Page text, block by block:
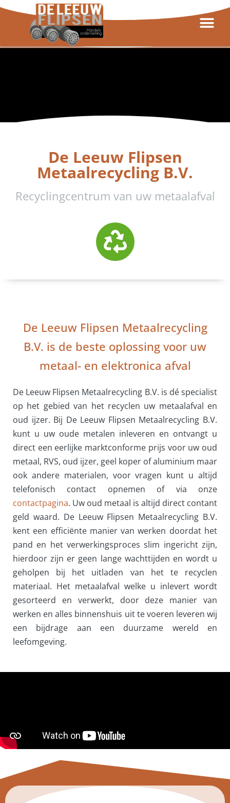
De Leeuw Flipsen
Metaalrecycling B.V.
Recyclingcentrum van uw metaalafval
De Leeuw Flipsen Metaalrecycling
B.V. is de beste oplossing voor uw
metaal- en elektronica afval
De Leeuw Flipsen Metaalrecycling B.V. is dé specialist
op het gebied van het recyclen uw metaalafval en
oud ijzer. Bij De Leeuw Flipsen Metaalrecycling B.V.
kunt u uw oude metalen inleveren en ontvangt u
direct een eerlijke marktconforme prijs voor uw oud
metaal, RVS, oud ijzer, geel koper of aluminium maar
ook andere materialen, voor vragen kunt u altijd
telefonisch contact opnemen of via onze
contactpagina. Uw oud metaal is altijd direct contant
geld waard. De Leeuw Flipsen Metaalrecycling B.V.
kent een efficiënte manier van werken doordat het
pand en het verwerkingsproces slim ingericht zijn,
hierdoor zijn er geen lange wachttijden en wordt u
geholpen bij het uitladen van het te recyclen
materiaal. Het metaalafval welke u inlevert wordt
gesorteerd en verwerkt, door deze manier van
werken en alles binnenshuis uit te voeren leveren wij
een bijdrage aan een duurzame wereld en
leefomgeving.